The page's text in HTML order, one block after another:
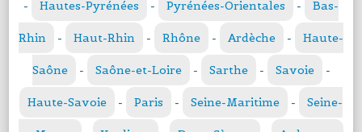
- Hautes-Pyrénées - Pyrénées-Orientales - Bas-
Rhin - Haut-Rhin - Rhône - Ardèche - Haute-
Saône - Saône-et-Loire - Sarthe - Savoie -
Haute-Savoie - Paris - Seine-Maritime - Seine-